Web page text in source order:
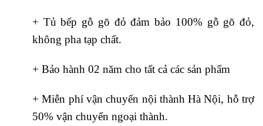
+ Tủ bếp gỗ gõ đỏ đảm bảo 100% gỗ gõ đỏ,
không pha tạp chất.
+ Bảo hành 02 năm cho tất cả các sản phẩm
+ Miễn phí vận chuyển nội thành Hà Nội, hỗ trợ
50% vận chuyển ngoại thành.